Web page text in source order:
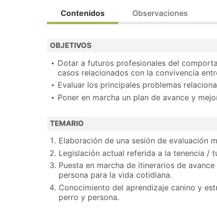
Contenidos
OBJETIVOS
Dotar a futuros profesionales del
casos relacionados con la convivencia
Evaluar los principales problemas
Poner en marcha un plan de avance y
TEMARIO
Elaboración de una sesión de evaluación
Legislación actual referida a la tenencia /
Puesta en marcha de itinerarios de
persona para la vida cotidiana.
Conocimiento del aprendizaje canino y
perro y persona.
Observaciones
Acción financiada por el Ministerio de
Bolsa de trabajo.
Realiza la preinscripción y contactaremos